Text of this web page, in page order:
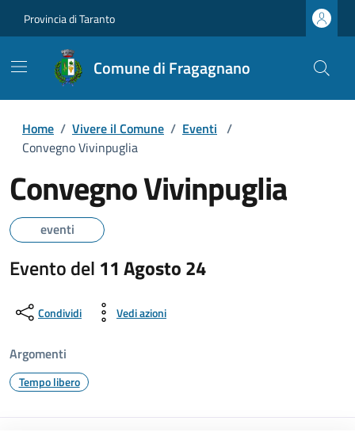
Provincia di Taranto
Comune di Fragagnano
Home / Vivere il Comune / Eventi /
Convegno Vivinpuglia
Convegno Vivinpuglia
eventi
Evento del 11 Agosto 24
Condividi Vedi azioni
Argomenti
Tempo libero